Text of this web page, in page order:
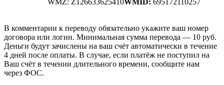
WMZ: Z126633625410WMID: 695172110257
В комментарии к переводу обязательно укажите ваш номер
договора или логин. Минимальная сумма перевода — 10 руб.
Деньги будут зачислены на ваш счёт автоматически в течение
4 дней после оплаты. В случае, если платёж не поступил на
Ваш счёт в течении длительного времени, сообщите нам
через ФОС.